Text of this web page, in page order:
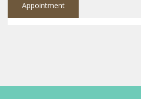
Appointment